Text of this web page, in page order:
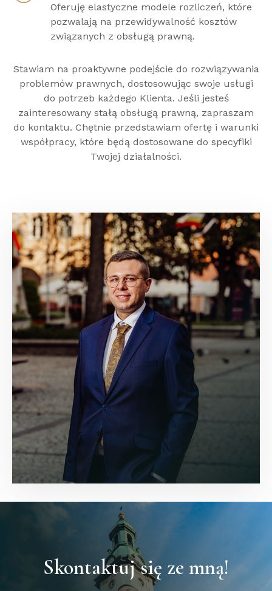
Oferuję elastyczne modele rozliczeń, które
pozwalają na przewidywalność kosztów
związanych z obsługą prawną.
Stawiam na proaktywne podejście do rozwiązywania
problemów prawnych, dostosowując swoje usługi
do potrzeb każdego Klienta. Jeśli jesteś
zainteresowany stałą obsługą prawną, zapraszam
do kontaktu. Chętnie przedstawiam ofertę i warunki
współpracy, które będą dostosowane do specyfiki
Twojej działalności.
Skontaktuj się ze mną!